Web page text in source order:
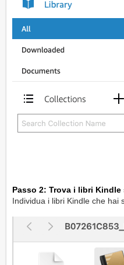
Passo 2: Trova i libri
Individua i libri Kindle che hai